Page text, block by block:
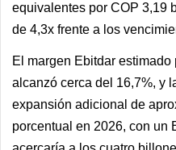
equivalentes por COP 3,19
de 4,3x frente a los
El margen Ebitdar
alcanzó cerca del 16,7%, y
expansión adicional de
porcentual en 2026, con un